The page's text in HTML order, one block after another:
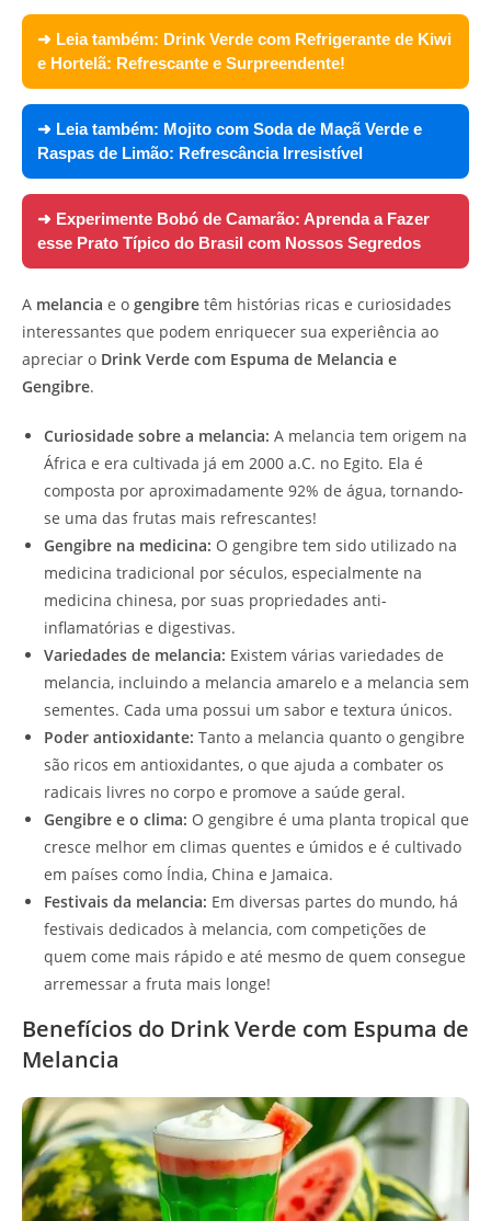
➜ Leia também: Drink Verde com Refrigerante de Kiwi
e Hortelã: Refrescante e Surpreendente!
➜ Leia também: Mojito com Soda de Maçã Verde e
Raspas de Limão: Refrescância Irresistível
➜ Experimente Bobó de Camarão: Aprenda a Fazer
esse Prato Típico do Brasil com Nossos Segredos
A melancia e o gengibre têm histórias ricas e curiosidades
interessantes que podem enriquecer sua experiência ao
apreciar o Drink Verde com Espuma de Melancia e
Gengibre.
Curiosidade sobre a melancia: A melancia tem origem na
África e era cultivada já em 2000 a.C. no Egito. Ela é
composta por aproximadamente 92% de água, tornando-
se uma das frutas mais refrescantes!
Gengibre na medicina: O gengibre tem sido utilizado na
medicina tradicional por séculos, especialmente na
medicina chinesa, por suas propriedades anti-
inflamatórias e digestivas.
Variedades de melancia: Existem várias variedades de
melancia, incluindo a melancia amarelo e a melancia sem
sementes. Cada uma possui um sabor e textura únicos.
Poder antioxidante: Tanto a melancia quanto o gengibre
são ricos em antioxidantes, o que ajuda a combater os
radicais livres no corpo e promove a saúde geral.
Gengibre e o clima: O gengibre é uma planta tropical que
cresce melhor em climas quentes e úmidos e é cultivado
em países como Índia, China e Jamaica.
Festivais da melancia: Em diversas partes do mundo, há
festivais dedicados à melancia, com competições de
quem come mais rápido e até mesmo de quem consegue
arremessar a fruta mais longe!
Benefícios do Drink Verde com Espuma de
Melancia